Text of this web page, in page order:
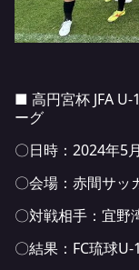
■ 高円宮杯 JFA U-
ーグ
〇日時：2024年5
〇会場：赤間サッ
〇対戦相手：宜野
〇結果：FC琉球